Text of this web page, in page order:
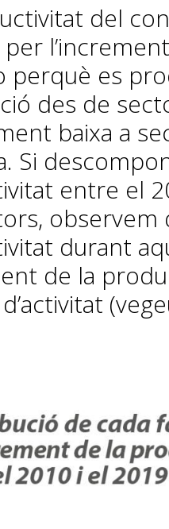
del
perquè es
des de
baixa a
Si
entre el
durant
de la